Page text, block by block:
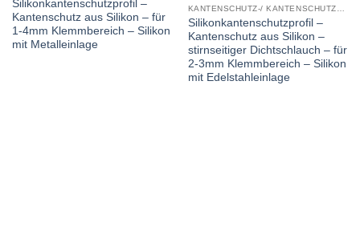
Silikonkantenschutzprofil –
Kantenschutz aus Silikon – für
1-4mm Klemmbereich – Silikon
mit Metalleinlage
KANTENSCHUTZ-/ KANTENSCHUTZDICHTPROFILE
Silikonkantenschutzprofil –
Kantenschutz aus Silikon –
stirnseitiger Dichtschlauch – für
2-3mm Klemmbereich – Silikon
mit Edelstahleinlage